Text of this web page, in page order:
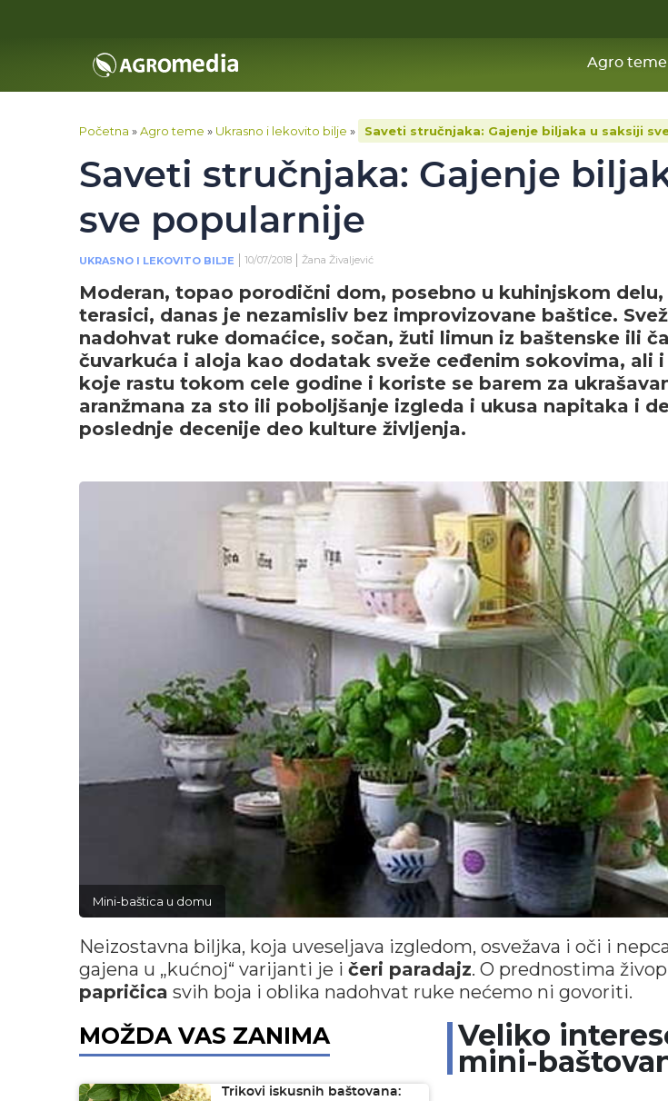
Agro teme
Početna »Agro teme » Ukrasno i lekovito bilje » Saveti stručnjaka: Gajenje biljaka u saksiji
Saveti stručnjaka: Gajenje
sve popularnije
UKRASNO I LEKOVITO BILJE 10/07/2018 Žana Živaljević
Moderan, topao porodični dom, posebno u kuhinjskom
terasici, danas je nezamisliv bez improvizovane baštice.
nadohvat ruke domaćice, sočan, žuti limun iz baštenske ili
čuvarkuća i aloja kao dodatak sveže ceđenim sokovima, ali
koje rastu tokom cele godine i koriste se barem za
aranžmana za sto ili poboljšanje izgleda i ukusa napitaka i
poslednje decenije deo kulture življenja.
Mini-baštica u domu
Neizostavna biljka, koja uveseljava izgledom, osvežava i oči i
gajena u „kućnoj“ varijanti je i čeri paradajz. O prednostima
papričica svih boja i oblika nadohvat ruke nećemo ni govoriti.
MOŽDA VAS ZANIMA
Trikovi iskusnih baštovana:
Veliko
mini-